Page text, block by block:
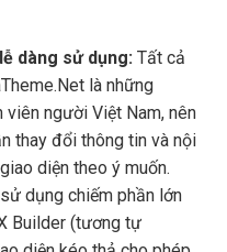
dàng sử dụng: Tất cả
là những
người Việt Nam, nên
thay đổi thông tin và nội
diện theo ý muốn.
dụng chiếm phần lớn
Builder (tương tự